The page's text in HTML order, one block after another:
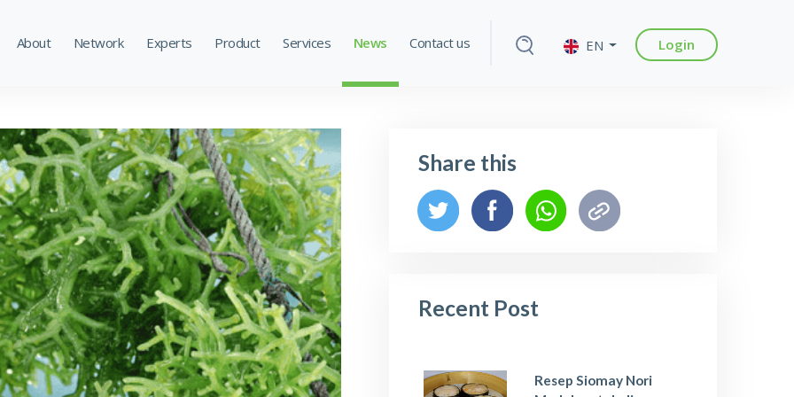
About Network Experts Product Services News Contact us EN Login
Share this
Recent Post
Resep Siomay Nori